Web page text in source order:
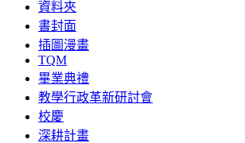
資料夾
書封面
插圖漫畫
TQM
畢業典禮
教學行政革新研討會
校慶
深耕計畫